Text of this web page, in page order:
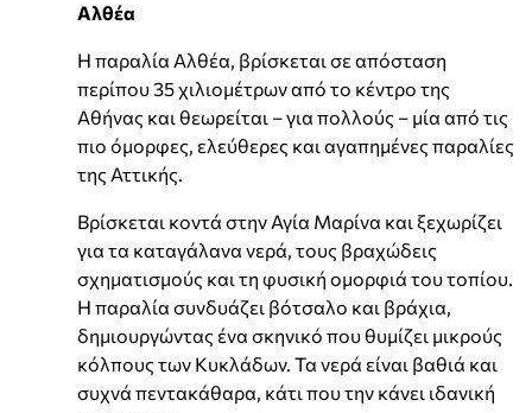
Αλθέα
Η παραλία Αλθέα, βρίσκεται σε απόσταση
περίπου 35 χιλιομέτρων από το κέντρο της
Αθήνας και θεωρείται – για πολλούς – μία από τις
πιο όμορφες, ελεύθερες και αγαπημένες παραλίες
της Αττικής.
Βρίσκεται κοντά στην Αγία Μαρίνα και ξεχωρίζει
για τα καταγάλανα νερά, τους βραχώδεις
σχηματισμούς και τη φυσική ομορφιά του τοπίου.
Η παραλία συνδυάζει βότσαλο και βράχια,
δημιουργώντας ένα σκηνικό που θυμίζει μικρούς
κόλπους των Κυκλάδων. Τα νερά είναι βαθιά και
συχνά πεντακάθαρα, κάτι που την κάνει ιδανική